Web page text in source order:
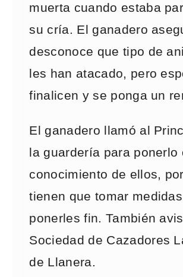
muerta cuando estaba
su cría. El ganadero
desconoce que tipo de
les han atacado, pero
finalicen y se ponga un
El ganadero llamó al
la guardería para ponerlo
conocimiento de ellos,
tienen que tomar
ponerles fin. También
Sociedad de Cazadores
de Llanera.